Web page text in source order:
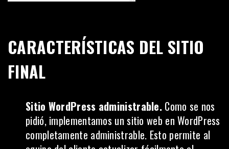
CARACTERÍSTICAS DEL SITIO
FINAL
Sitio WordPress administrable. Como se nos
pidió, implementamos un sitio web en WordPress
completamente administrable. Esto permite al